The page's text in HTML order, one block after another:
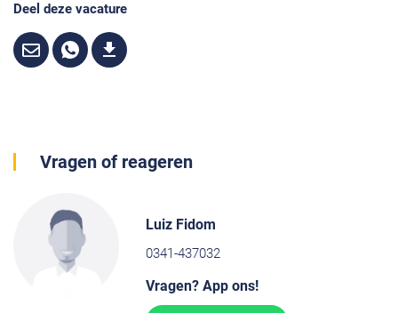
Deel deze vacature
Vragen of reageren
Luiz Fidom
0341-437032
Vragen? App ons!